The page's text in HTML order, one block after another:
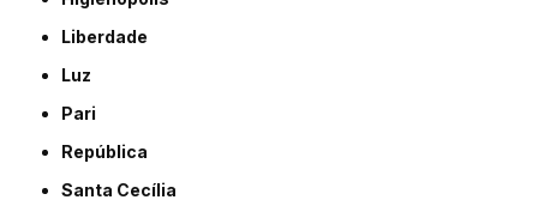
Liberdade
Luz
Pari
República
Santa Cecília